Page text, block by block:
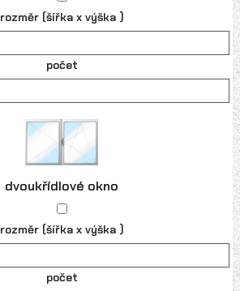
rozměr (šířka x výška )
počet
dvoukřídlové okno
rozměr (šířka x výška )
počet